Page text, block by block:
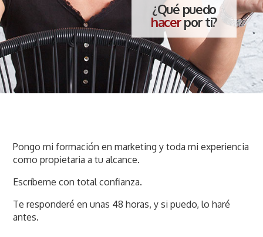
¿Qué puedo
hacerpor ti?
Pongo mi formación en marketing y toda mi experiencia
como propietaria a tu alcance.
Escríbeme con total confianza.
Te responderé en unas 48 horas, y si puedo, lo haré
antes.